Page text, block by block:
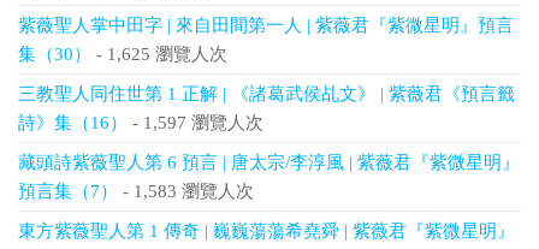
紫薇聖人掌中田字 | 來自田間第一人 | 紫薇君『紫微星明』預言
集（30）
- 1,625 瀏覽人次
三教聖人同住世第 1 正解 | 《諸葛武侯乩文》 | 紫薇君《預言籤
詩》集（16）
- 1,597 瀏覽人次
藏頭詩紫薇聖人第 6 預言 | 唐太宗/李淳風 | 紫薇君『紫微星明』
預言集（7）
- 1,583 瀏覽人次
東方紫薇聖人第 1 傳奇 | 巍巍蕩蕩希堯舜 | 紫薇君『紫微星明』